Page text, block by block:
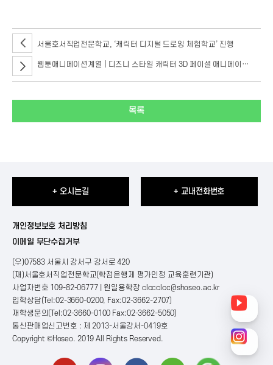
서울호서직업전문학교, ‘캐릭터 디지털 드로잉 체험학교’ 진행
웹툰애니메이션계열 | 디즈니 스타일 캐릭터 3D 페이셜 애니메이션 체험특강
목록
+ 오시는길 + 교내전화번호
개인정보보호 처리방침
이메일 무단수집거부
(우)07583 서울시 강서구 강서로 420
(재)서울호서직업전문학교(학점은행제 평가인정 교육훈련기관)
사업자번호 109-82-06777 | 원일용학장 clccclcc@shoseo.ac.kr
입학상담(Tel:02-3660-0200, Fax:02-3662-2707)
재학생문의(Tel:02-3660-0100 Fax:02-3662-5050)
통신판매업신고번호 : 제 2013-서울강서-0419호
Copyright ©Hoseo. 2019 All Rights Reserved.